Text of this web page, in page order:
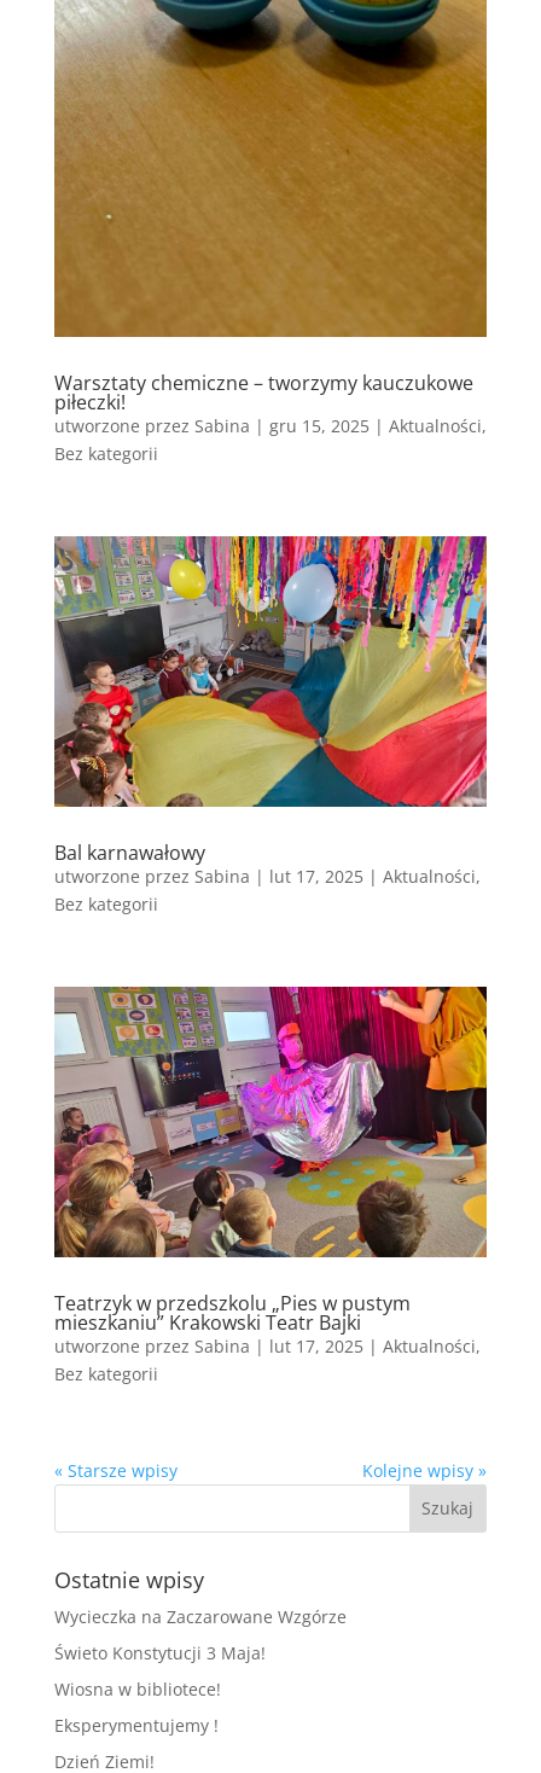
Warsztaty chemiczne – tworzymy kauczukowe
piłeczki!
utworzone przez Sabina | gru 15, 2025| Aktualności,
Bez kategorii
Bal karnawałowy
utworzone przez Sabina | lut 17, 2025| Aktualności,
Bez kategorii
Teatrzyk w przedszkolu „Pies w pustym
mieszkaniu” Krakowski Teatr Bajki
utworzone przez Sabina | lut 17, 2025| Aktualności,
Bez kategorii
« Starsze wpisy Kolejne wpisy »
Ostatnie wpisy
Wycieczka na Zaczarowane Wzgórze
Świeto Konstytucji 3 Maja!
Wiosna w bibliotece!
Eksperymentujemy !
Dzień Ziemi!